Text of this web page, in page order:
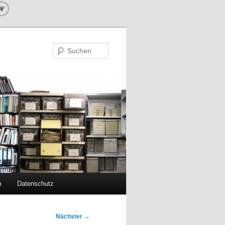
Datenschutz
Nächster →